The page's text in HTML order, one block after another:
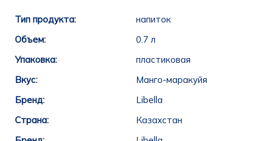
Тип продукта:
напиток
Объем:
0.7 л
Упаковка:
пластиковая
Вкус:
Манго-маракуйя
Бренд:
Libella
Страна:
Казахстан